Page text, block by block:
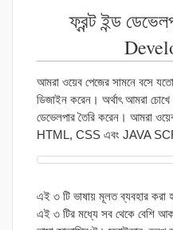
ফ্রন্ট ইন্ড
আমরা ওয়েব পেজের সামনে বসে
ডিজাইন করেন। অর্থাৎ আমরা
ডেভেলপার তৈরি করেন। আমরা
HTML, CSS এবং JAVA
এই ৩ টি ভাষায় মূলত ব্যবহার করা
এই ৩ টির মধ্যে সব থেকে বেশি